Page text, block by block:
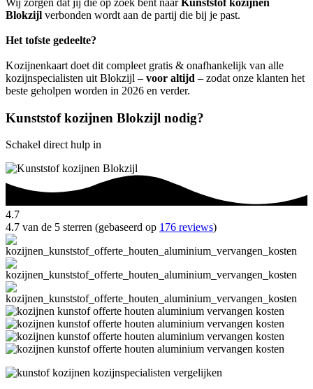
Wij zorgen dat jij die op zoek bent naarKunststof kozijnen
Blokzijl verbonden wordt aan de partij die bij je past.
Het tofste gedeelte?
Kozijnenkaart doet dit compleet gratis & onafhankelijk van alle
kozijnspecialisten uit Blokzijl – voor altijd – zodat onze klanten het
beste geholpen worden in 2026 en verder.
Kunststof kozijnen Blokzijl nodig?
Schakel direct hulp in
4.7
4.7 van de 5 sterren (gebaseerd op 176 reviews)